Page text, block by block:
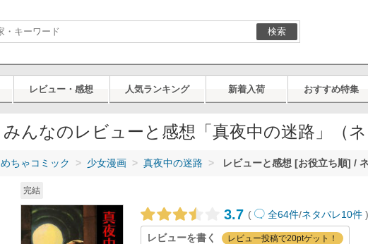
検索
レビュー・感想 人気ランキング 新着入荷 おすすめ特集
みんなのレビューと感想「真夜中の迷路」（ネ
めちゃコミック 少女漫画 真夜中の迷路 レビューと感想 [お役立ち順] /
完結
3.7 ( 全64件/ネタバレ10件 )
レビューを書く レビュー投稿で20ptゲット！